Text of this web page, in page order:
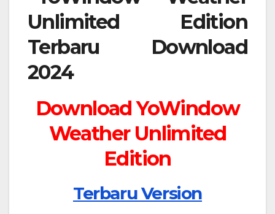
Download YoWindow
Weather Unlimited
Edition
Terbaru Version